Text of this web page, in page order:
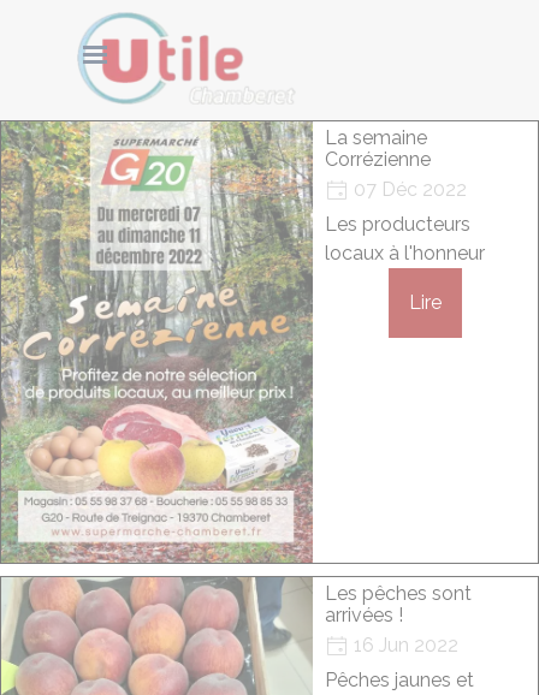
Aller au contenu
Sauter le menu
La semaine
Corrézienne
07 Déc 2022
Les producteurs
locaux à l'honneur
Lire
Les pêches sont
arrivées !
16 Jun 2022
Pêches jaunes et
Cookies management panel